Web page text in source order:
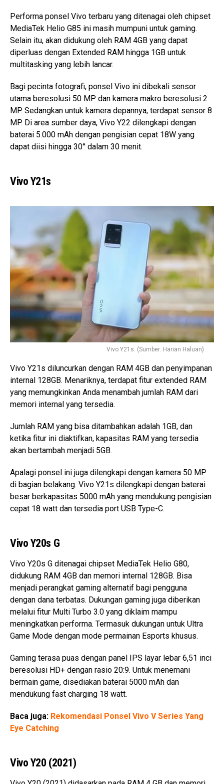
Performa ponsel Vivo terbaru yang ditenagai oleh chipset
MediaTek Helio G85 ini masih mumpuni untuk gaming.
Selain itu, akan didukung oleh RAM 4GB yang dapat
diperluas dengan Extended RAM hingga 1GB untuk
multitasking yang lebih lancar.
Bagi pecinta fotografi, ponsel Vivo ini dibekali sensor
utama beresolusi 50 MP dan kamera makro beresolusi 2
MP. Sedangkan untuk kamera depannya, terdapat sensor 8
MP. Di area sumber daya, Vivo Y22 dilengkapi dengan
baterai 5.000 mAh dengan pengisian cepat 18W yang
dapat diisi hingga 30° dalam 30 menit.
Vivo Y21s
Vivo Y21s. (Sumber: Harian Haluan)
Vivo Y21s diluncurkan dengan RAM 4GB dan penyimpanan
internal 128GB. Menariknya, terdapat fitur extended RAM
yang memungkinkan Anda menambah jumlah RAM dari
memori internal yang tersedia.
Jumlah RAM yang bisa ditambahkan adalah 1GB, dan
ketika fitur ini diaktifkan, kapasitas RAM yang tersedia
akan bertambah menjadi 5GB.
Apalagi ponsel ini juga dilengkapi dengan kamera 50 MP
di bagian belakang. Vivo Y21s dilengkapi dengan baterai
besar berkapasitas 5000 mAh yang mendukung pengisian
cepat 18 watt dan tersedia port USB Type-C.
Vivo Y20s G
Vivo Y20s G ditenagai chipset MediaTek Helio G80,
didukung RAM 4GB dan memori internal 128GB. Bisa
menjadi perangkat gaming alternatif bagi pengguna
dengan dana terbatas. Dukungan gaming juga diberikan
melalui fitur Multi Turbo 3.0 yang diklaim mampu
meningkatkan performa. Termasuk dukungan untuk Ultra
Game Mode dengan mode permainan Esports khusus.
Gaming terasa puas dengan panel IPS layar lebar 6,51 inci
beresolusi HD+ dengan rasio 20:9. Untuk menemani
bermain game, disediakan baterai 5000 mAh dan
mendukung fast charging 18 watt.
Baca juga: Rekomendasi Ponsel Vivo V Series Yang
Eye Catching
Vivo Y20 (2021)